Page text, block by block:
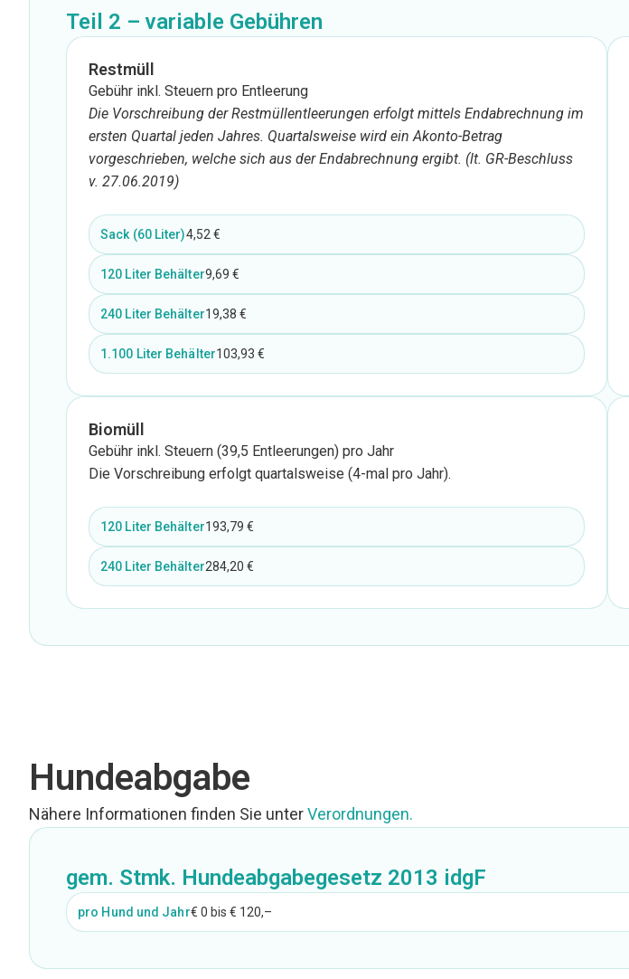
Teil 2 – variable Gebühren
Restmüll
Gebühr inkl. Steuern pro Entleerung
Die Vorschreibung der Restmüllentleerungen erfolgt mittels Endabrechnung im
ersten Quartal jeden Jahres. Quartalsweise wird ein Akonto-Betrag
vorgeschrieben, welche sich aus der Endabrechnung ergibt. (lt. GR-Beschluss
v. 27.06.2019)
Sack (60 Liter)4,52 €
120 Liter Behälter9,69 €
240 Liter Behälter19,38 €
1.100 Liter Behälter103,93 €
Biomüll
Gebühr inkl. Steuern (39,5 Entleerungen) pro Jahr
Die Vorschreibung erfolgt quartalsweise (4-mal pro Jahr).
120 Liter Behälter193,79 €
240 Liter Behälter284,20 €
Hundeabgabe
Nähere Informationen finden Sie unterVerordnungen.
gem. Stmk. Hundeabgabegesetz 2013 idgF
pro Hund und Jahr€ 0 bis € 120,–